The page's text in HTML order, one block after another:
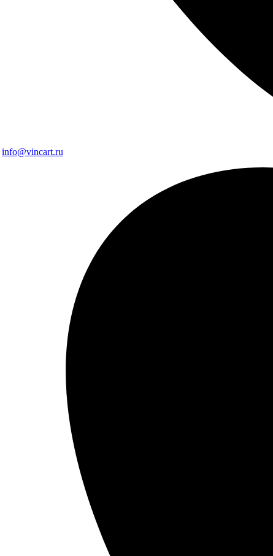
info@vincart.ru